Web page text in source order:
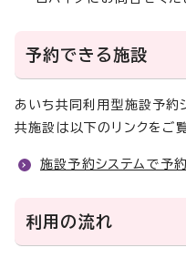
予約できる施設
あいち共同利用型施設予約
共施設は以下のリンクをご
施設予約システムで予
利用の流れ